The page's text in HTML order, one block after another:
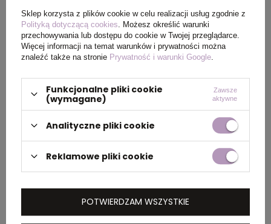
produktu
PAKOWANIE
Ilość szt. w
kartonie
wewnętrznym
50
Wymiary
kartonu
zewnętrznego
40 x 35 x 13 cm
Sklep korzysta z plików cookie w celu realizacji usług zgodnie z
Polityką dotyczącą cookies . Możesz określić warunki
przechowywania lub dostępu do cookie w Twojej przeglądarce.
Więcej informacji na temat warunków i prywatności można
znaleźć także na stronie Prywatność i warunki Google
Funkcjonalne pliki cookie
(wymagane)
Zawsze
aktywne
Analityczne pliki cookie
Reklamowe pliki cookie
POTWIERDZAM WSZYSTKIE